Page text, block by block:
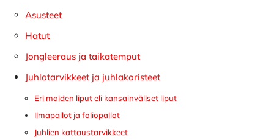
sivupalkki
Asusteet
Hatut
Jongleeraus ja taikatemput
Juhlatarvikkeet ja juhlakoristeet
Eri maiden liput eli kansainväliset liput
Ilmapallot ja foliopallot
Juhlien kattaustarvikkeet